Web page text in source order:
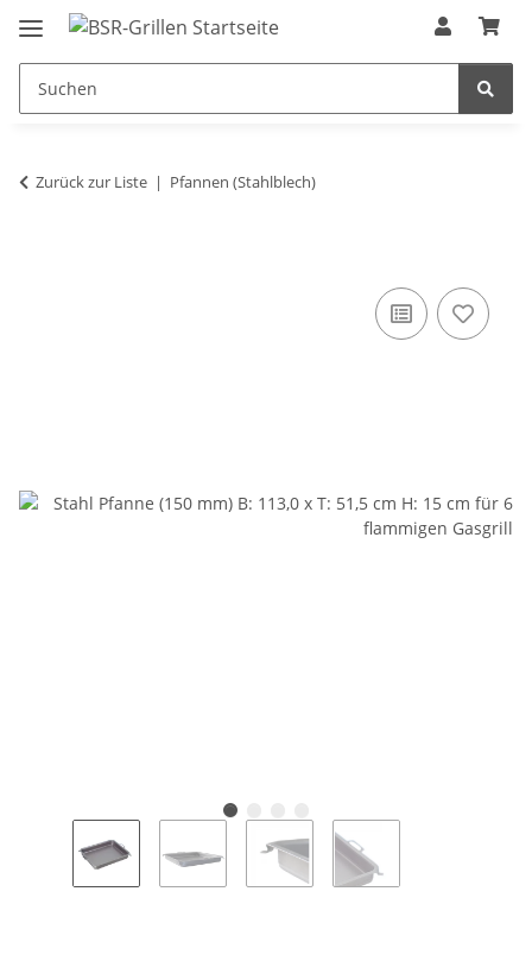
Zurück zur Liste Pfannen (Stahlblech)